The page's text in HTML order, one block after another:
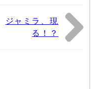
ジャミラ、現
る！？